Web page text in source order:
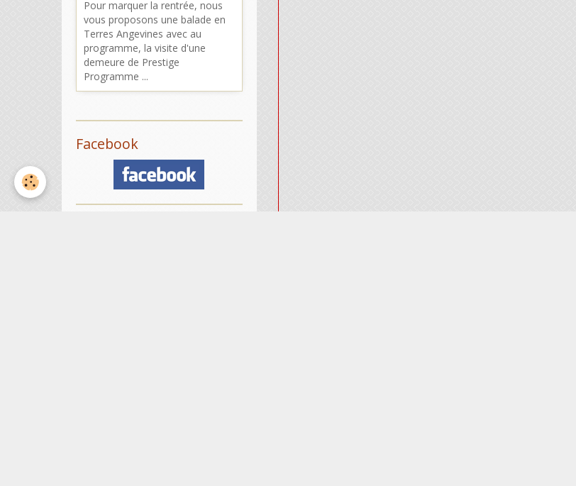
Pour marquer la rentrée, nous
vous proposons une balade en
Terres Angevines avec au
programme, la visite d'une
demeure de Prestige
Programme ...
Facebook